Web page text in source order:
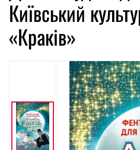
Київський
«Краків»